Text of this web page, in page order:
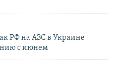
РФ на АЗС в Украине
с июнем